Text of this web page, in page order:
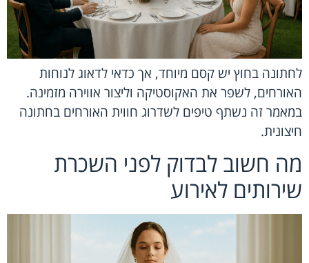
לחתונה בחוץ יש קסם מיוחד, אך כדאי לדאוג לנוחות
האורחים, לשפר את האקוסטיקה וליצור אווירה מזמינה.
במאמר זה נשתף טיפים לשדרוג חווית האורחים בחתונה
חיצונית.
מה חשוב לבדוק לפני השכרת
שירותים לאירוע